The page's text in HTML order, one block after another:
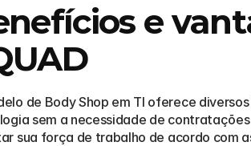
e
de Body Shop em TI oferece
sem a necessidade de
sua força de trabalho de acordo com